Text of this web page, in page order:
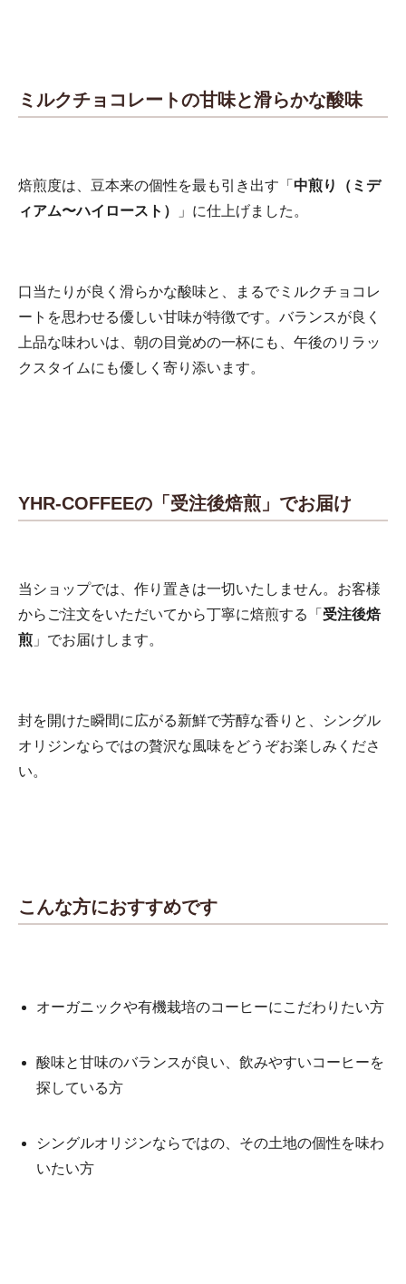
ミルクチョコレートの甘味と滑らかな酸味
焙煎度は、豆本来の個性を最も引き出す「 中煎り（ミデ
ィアム〜ハイロースト）
」に仕上げました。
口当たりが良く滑らかな酸味と、まるでミルクチョコレ
ートを思わせる優しい甘味が特徴です。バランスが良く
上品な味わいは、朝の目覚めの一杯にも、午後のリラッ
クスタイムにも優しく寄り添います。
YHR-COFFEEの「受注後焙煎」でお届け
当ショップでは、作り置きは一切いたしません。お客様
からご注文をいただいてから丁寧に焙煎する「 受注後焙
煎 」でお届けします。
封を開けた瞬間に広がる新鮮で芳醇な香りと、シングル
オリジンならではの贅沢な風味をどうぞお楽しみくださ
い。
こんな方におすすめです
オーガニックや有機栽培のコーヒーにこだわりたい方
酸味と甘味のバランスが良い、飲みやすいコーヒーを
探している方
シングルオリジンならではの、その土地の個性を味わ
いたい方